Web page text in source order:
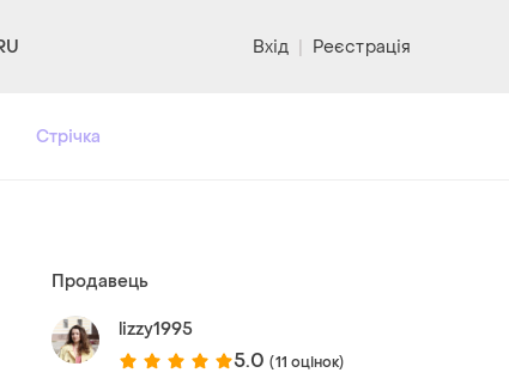
Вхід | Реєстрація
Стрічка
Продавець
lizzy1995
5.0 (11 оцінок)